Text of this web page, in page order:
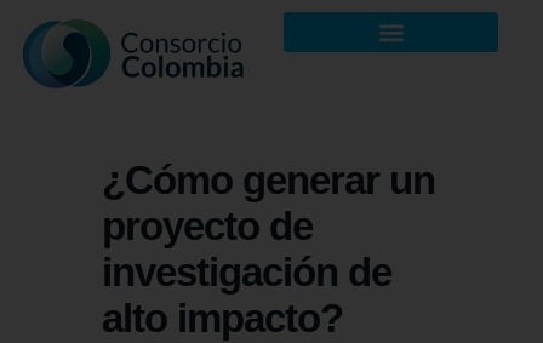
¿Cómo generar un
proyecto de
investigación de
alto impacto?